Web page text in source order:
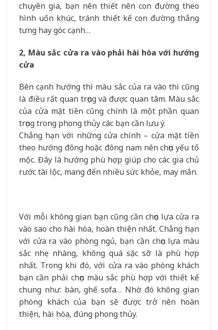
chuyên gia, bạn nên thiết nên con đường theo
hình uốn khúc, tránh thiết kế con đường thẳng
tưng hay góc cạnh…
2, Màu sắc cửa ra vào phải hài hòa với hướng
cửa
Bên cạnh hướng thì màu sắc của ra vào thì cũng
là điều rất quan trọng và được quan tâm. Màu sắc
của cửa mặt tiền cũng chính là một phần quan
trọng trong phong thủy các bạn cần lưu ý.
Chẳng hạn với những cửa chính – cửa mặt tiền
theo hướng đông hoặc đông nam nên chọn yếu tố
mộc. Đây là hướng phù hợp giúp cho các gia chủ
rước tài lộc, mang đến nhiều sức khỏe, may mắn.
Với mỗi không gian bạn cũng cần chọn lựa cửa ra
vào sao cho hài hòa, hoàn thiện nhất. Chẳng hạn
với cửa ra vào phòng ngủ, bạn cần chọn lựa màu
sắc nhẹ nhàng, không quá sặc sỡ là phù hợp
nhất. Trong khi đó, với cửa ra vào phòng khách
bạn cần phải chọn màu sắc phù hợp với thiết kế
chung như: bàn, ghế sofa… Nhờ đó không gian
phòng khách của bạn sẽ được trở nên hoàn
thiện, hài hòa, đúng phong thủy.